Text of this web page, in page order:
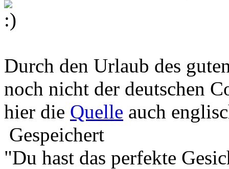
Durch den Urlaub des
noch nicht der deutschen
hier die Quelle auch
Gespeichert
"Du hast das perfekte